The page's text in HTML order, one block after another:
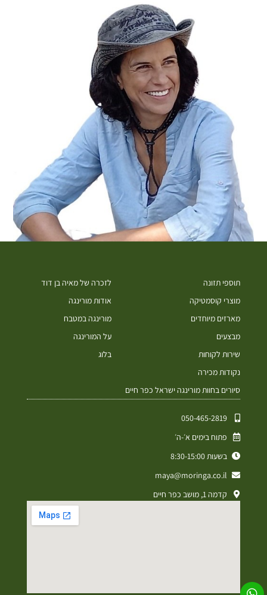
תוספי תזונה
מוצרי קוסמטיקה
מארזים מיוחדים
מבצעים
שירות לקוחות
נקודות מכירה
סיורים בחוות מורינגה ישראל כפר חיים
לזכרה של מאיה בן דוד
אודות מורינגה
מורינגה במטבח
על המורינגה
בלוג
050-465-2819⁩
פתוח בימים א׳-ה׳
בשעות 8:30-15:00
maya@moringa.co.il
קדמה 1, מושב כפר חיים